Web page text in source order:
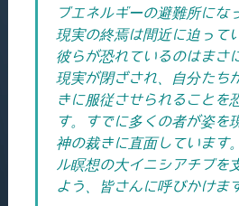
ブエネルギーの避難所にな
現実の終焉は間近に迫って
彼らが恐れているのはまさ
現実が閉ざされ、自分たち
きに服従させられることを
す。すでに多くの者が姿を
神の裁きに直面しています。
ル瞑想の大イニシアチブを
よう、皆さんに呼びかけま